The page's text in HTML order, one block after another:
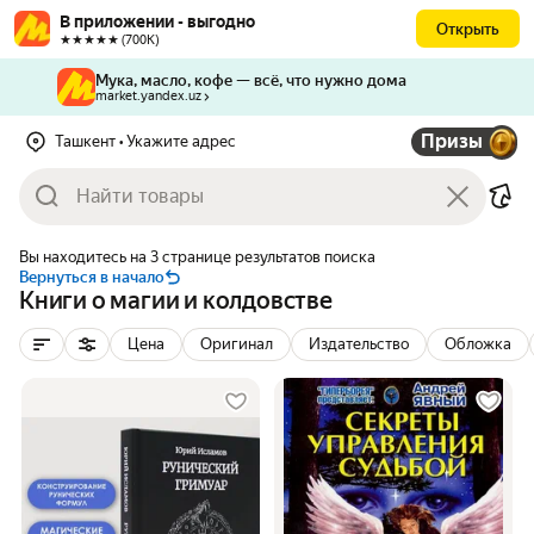
В приложении - выгодно
★★★★★ (700К)
Открыть
Мука, масло, кофе — всё, что нужно дома
market.yandex.uz
Ташкент • Укажите адрес Призы
Вы находитесь на 3 странице результатов поиска
Вернуться в начало
Книги о магии и колдовстве
Цена Оригинал Издательство Обложка